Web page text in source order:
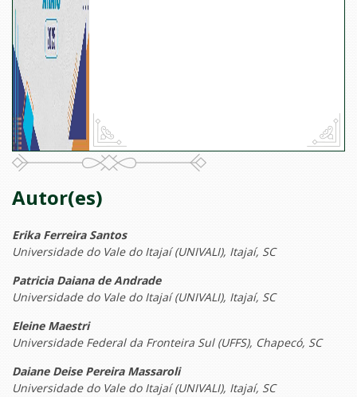
Autor(es)
Erika Ferreira Santos
Universidade do Vale do Itajaí (UNIVALI), Itajaí, SC
Patricia Daiana de Andrade
Universidade do Vale do Itajaí (UNIVALI), Itajaí, SC
Eleine Maestri
Universidade Federal da Fronteira Sul (UFFS), Chapecó, SC
Daiane Deise Pereira Massaroli
Universidade do Vale do Itajaí (UNIVALI), Itajaí, SC